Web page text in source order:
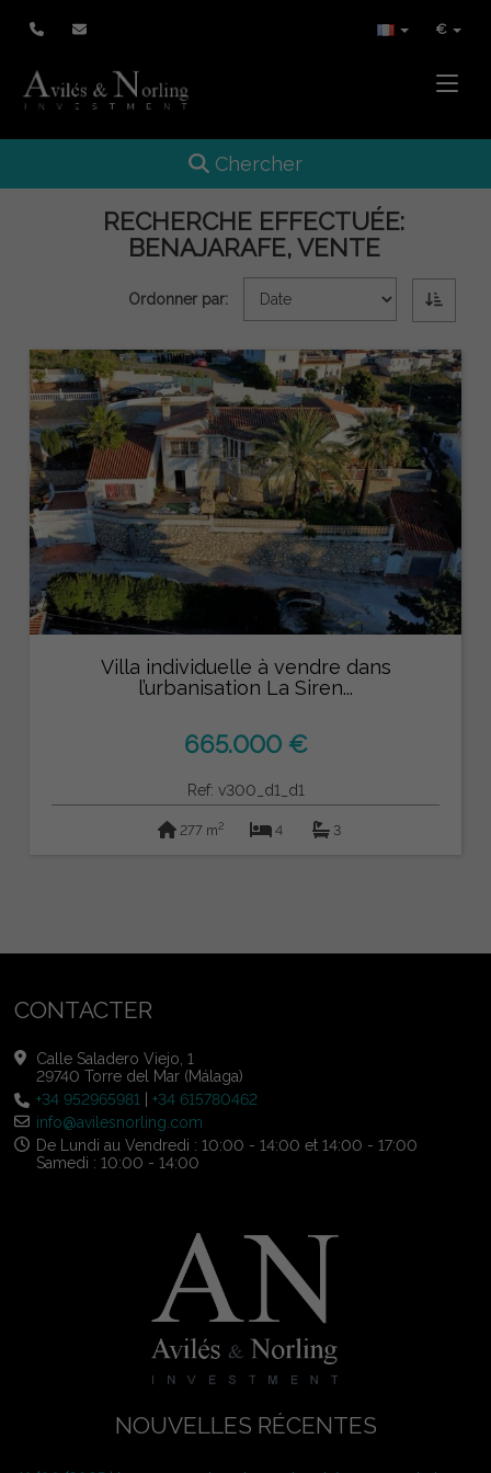
€
Toggle navigation
Chercher
RECHERCHE EFFECTUÉE:
BENAJARAFE, VENTE
Ordonner par:
Villa individuelle à vendre dans
l’urbanisation La Siren...
665.000 €
Ref: v300_d1_d1
277 m2 4 3
CONTACTER
Calle Saladero Viejo, 1
29740 Torre del Mar (Málaga)
+34 952965981
|+34 615780462
info@avilesnorling.com
De Lundi au Vendredi : 10:00 - 14:00 et 14:00 - 17:00
Samedi : 10:00 - 14:00
NOUVELLES RÉCENTES